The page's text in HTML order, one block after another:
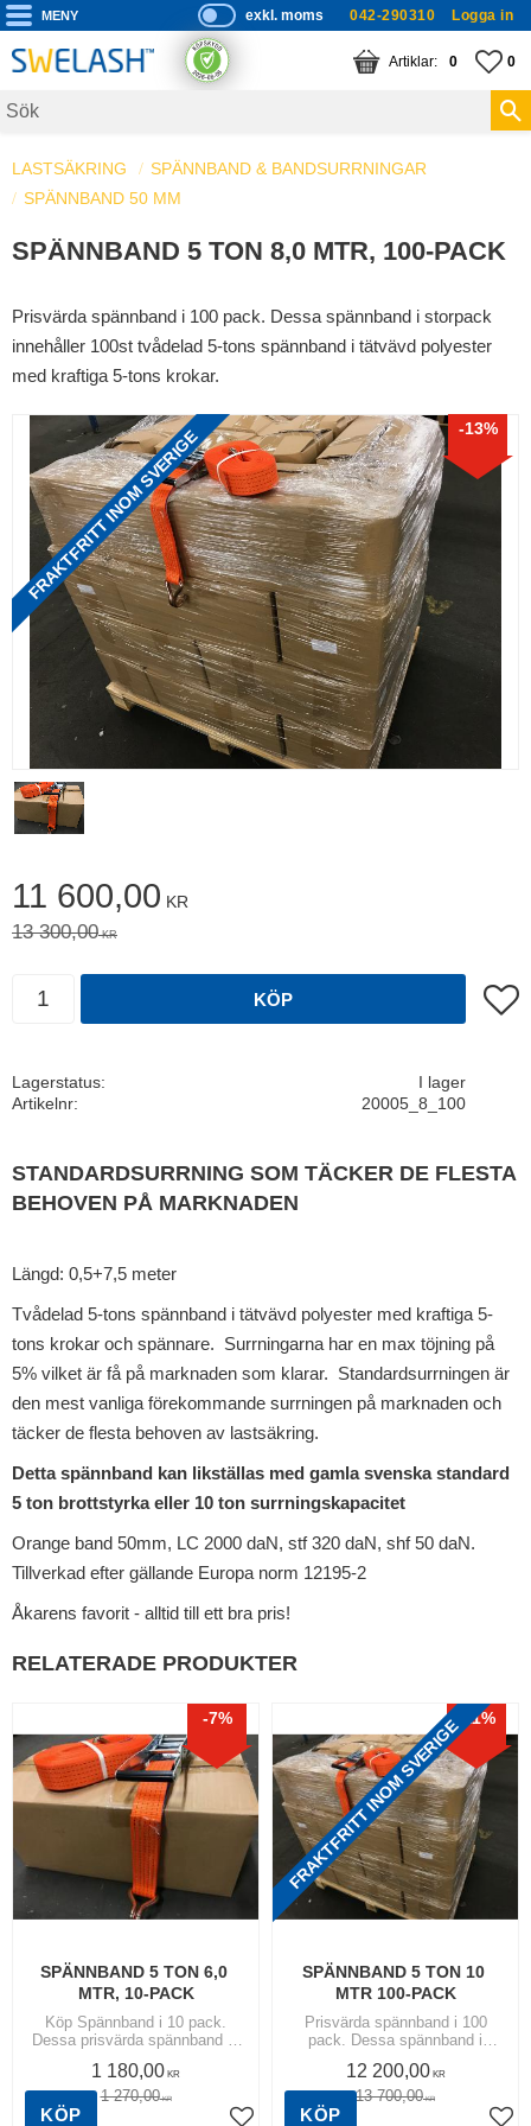
Meny
P
ri
s
s
exkl. moms 042-290310 Logga in
0
KUNDVAGN
ANTAL 0
LASTSÄKRING
SPÄNNBAND & BANDSURRNINGAR
SPÄNNBAND 50 MM
SPÄNNBAND 5 TON 8,0 MTR, 100-PACK
Prisvärda spännband i 100 pack. Dessa spännband i storpack
innehåller 100st tvådelad 5-tons spännband i tätvävd polyester
med kraftiga 5-tons krokar.
13%
FRAKTFRITT INOM SVERIGE
Nedsatt pris:
11 600,00 KR
Ordinarie pris:
13 300,00KR
KÖP Lägg
Lagerstatus
I lager
Artikelnr
20005_8_100
STANDARDSURRNING SOM TÄCKER DE FLESTA
BEHOVEN PÅ MARKNADEN
Längd: 0,5+7,5 meter
Tvådelad 5-tons spännband i tätvävd polyester med kraftiga 5-
tons krokar och spännare. Surrningarna har en max töjning på
5% vilket är få på marknaden som klarar. Standardsurrningen är
den mest vanliga förekommande surrningen på marknaden och
täcker de flesta behoven av lastsäkring.
Detta spännband kan likställas med gamla svenska standard
5 ton brottstyrka eller 10 ton surrningskapacitet
Orange band 50mm, LC 2000 daN, stf 320 daN, shf 50 daN.
Tillverkad efter gällande Europa norm 12195-2
Åkarens favorit - alltid till ett bra pris!
RELATERADE PRODUKTER
SPÄNNBAND 5 TON 6,0
MTR, 10-PACK
Köp Spännband i 10 pack.
Dessa prisvärda spännband är
med kraftiga 5-tons krokar och
spännare. | Spännband 50 mm
1 180,00 KR
1 270,00KR
7%
KÖP
SPÄNNBAND 5 TON 10
MTR 100-PACK
Prisvärda spännband i 100
pack. Dessa spännband i
tvådelad 5-tons spännband i
tätvävd polyester med kraftiga
12 200,00KR
13 700,00KR
11%
FRAKTFRITT INOM SVERIGE
KÖP